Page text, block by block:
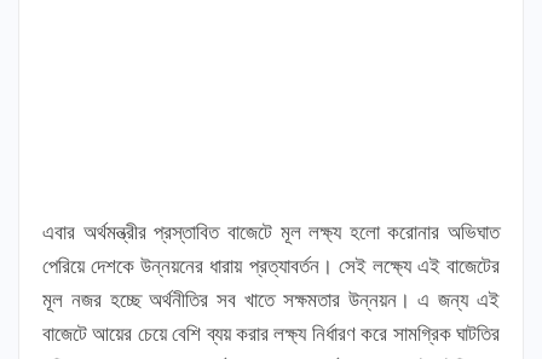
এবার অর্থমন্ত্রীর প্রস্তাবিত বাজেটে মূল লক্ষ্য হলো করোনার অভিঘাত
পেরিয়ে দেশকে উন্নয়নের ধারায় প্রত্যাবর্তন। সেই লক্ষ্যে এই বাজেটের
মূল নজর হচ্ছে অর্থনীতির সব খাতে সক্ষমতার উন্নয়ন। এ জন্য এই
বাজেটে আয়ের চেয়ে বেশি ব্যয় করার লক্ষ্য নির্ধারণ করে সামগ্রিক ঘাটতির